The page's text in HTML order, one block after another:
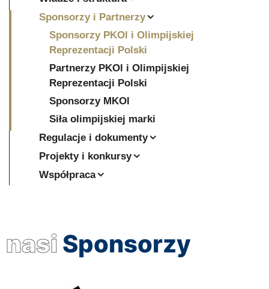
Sponsorzy i Partnerzy
Sponsorzy PKOl i Olimpijskiej
Reprezentacji Polski
Partnerzy PKOl i Olimpijskiej
Reprezentacji Polski
Sponsorzy MKOl
Siła olimpijskiej marki
Regulacje i dokumenty
Projekty i konkursy
Współpraca
nasi Sponsorzy